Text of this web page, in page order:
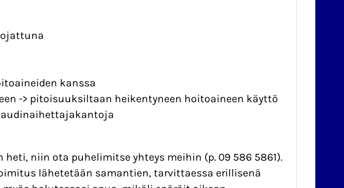
kanssa
-> pitoisuuksiltaan heikentyneen hoitoaineen käyttö
niin ota puhelimitse yhteys meihin (p. 09 586 5861).
lähetetään samantien, tarvittaessa erillisenä